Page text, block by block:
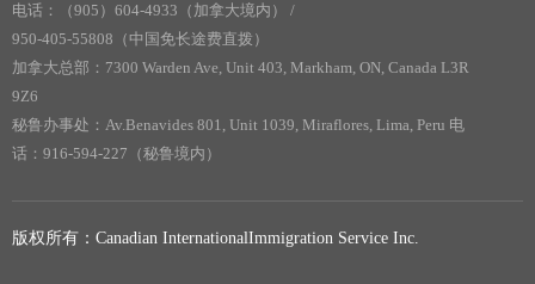
电话：（905）604-4933（加拿大境内） /
950-405-55808（中国免长途费直拨）
加拿大总部：7300 Warden Ave, Unit 403, Markham, ON, Canada L3R
9Z6
秘鲁办事处：Av.Benavides 801, Unit 1039, Miraflores, Lima, Peru 电
话：916-594-227（秘鲁境内）
版权所有：Canadian InternationalImmigration Service Inc.